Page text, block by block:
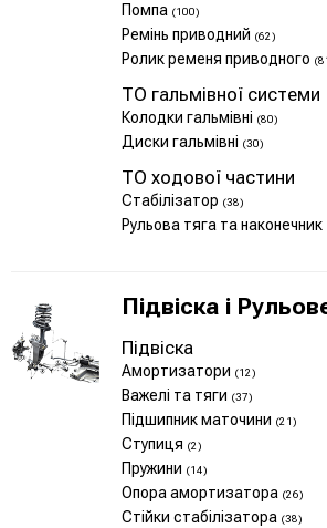
Помпа (100)
Ремінь приводний (62)
Ролик ременя приводного
ТО гальмівної системи
Колодки гальмівні (80)
Диски гальмівні (30)
ТО ходової частини
Стабілізатор (38)
Рульова тяга та наконечник
Підвіска і
Підвіска
Амортизатори (12)
Важелі та тяги (37)
Підшипник маточини (21)
Ступиця (2)
Пружини (14)
Опора амортизатора (26)
Стійки стабілізатора (38)